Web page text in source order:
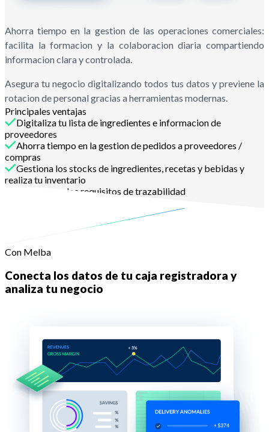
Ahorra tiempo en la gestion de las operaciones comerciales:
facilita la formacion y la colaboracion diaria compartiendo
informacion clara y controlada.
Asegura tu negocio digitalizando todos tus datos y previene la
rotacion de personal gracias a herramientas modernas.
Principales ventajas
Digitaliza tu lista de ingredientes e informacion de
proveedores
Ahorra tiempo en la gestion de pedidos a proveedores /
compras
Gestiona los stocks de ingredientes, recetas y bebidas y
realiza tu inventario
Cumple con los requisitos de trazabilidad
Con Melba
Conecta los datos de tu caja registradora y
analiza tu negocio